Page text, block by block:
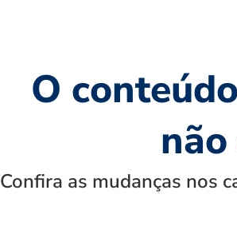
O
Confira as mudanças nos